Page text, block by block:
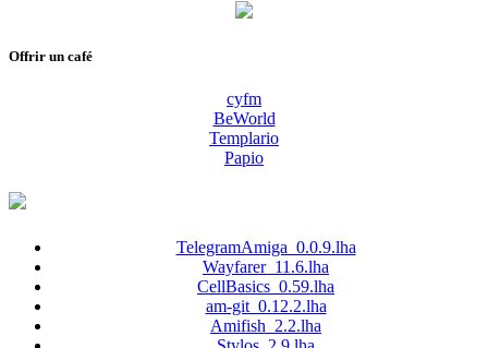
Offrir un café
cyfm
BeWorld
Templario
Papio
TelegramAmiga_0.0.9.lha
Wayfarer_11.6.lha
CellBasics_0.59.lha
am-git_0.12.2.lha
Amifish_2.2.lha